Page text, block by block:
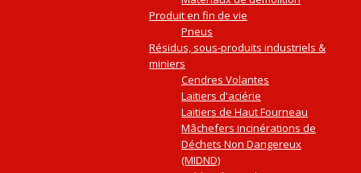
Produit en fin de vie
Pneus
Résidus, sous-produits industriels &
miniers
Cendres Volantes
Laitiers d'aciérie
Laitiers de Haut Fourneau
Mâchefers incinérations de
Déchets Non Dangereux
(MIDND)